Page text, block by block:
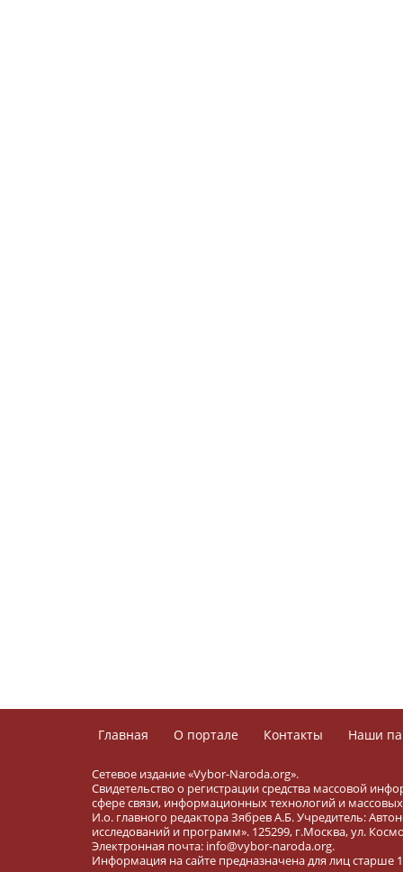
Главная О портале Контакты Наши
Сетевое издание «Vybor-Naroda.org».
Свидетельство о регистрации средства массовой
сфере связи, информационных технологий и
И.о. главного редактора Зябрев А.Б. Учредитель:
исследований и программ». 125299, г.Москва, ул.
Электронная почта: info@vybor-naroda.org.
Информация на сайте предназначена для лиц старше